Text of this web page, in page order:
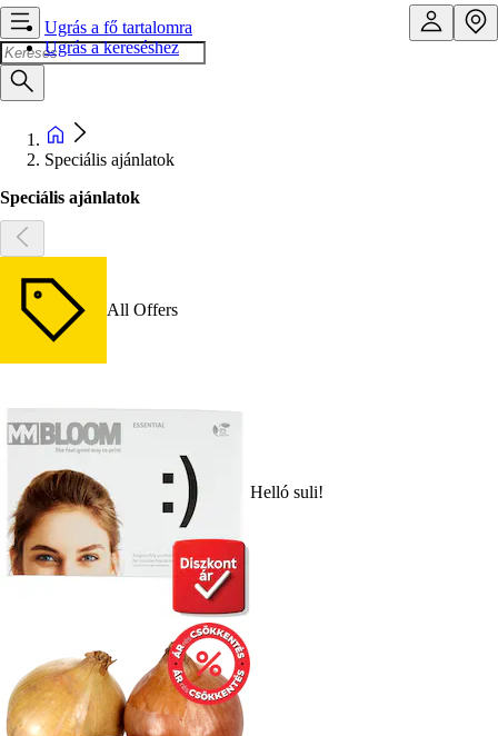
Ugrás a fő tartalomra
Ugrás a kereséshez
Speciális ajánlatok
Speciális ajánlatok
All Offers
Helló suli!